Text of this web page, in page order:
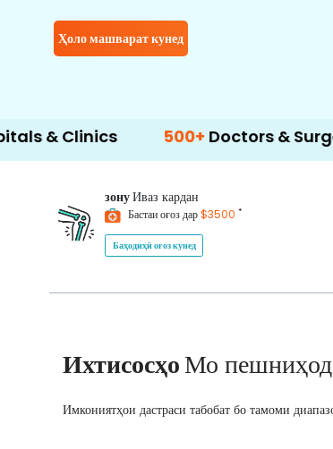
Ҳоло машварат кунед
500+ Doctors & Surgeons
зонуИваз кардан
Бастаи оғоз дар$3500 *
Баҳодиҳӣ оғоз кунед
ИхтисосҳоМо
Имкониятҳои дастраси табобат бо тамоми